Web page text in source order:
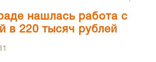
нашлась работа с
в 220 тысяч рублей